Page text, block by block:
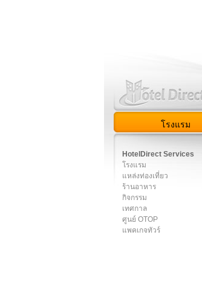
โรงแรม
HotelDirect Services
โรงแรม
แหล่งท่องเที่ยว
ร้านอาหาร
กิจกรรม
เทศกาล
ศูนย์ OTOP
แพคเกจทัวร์